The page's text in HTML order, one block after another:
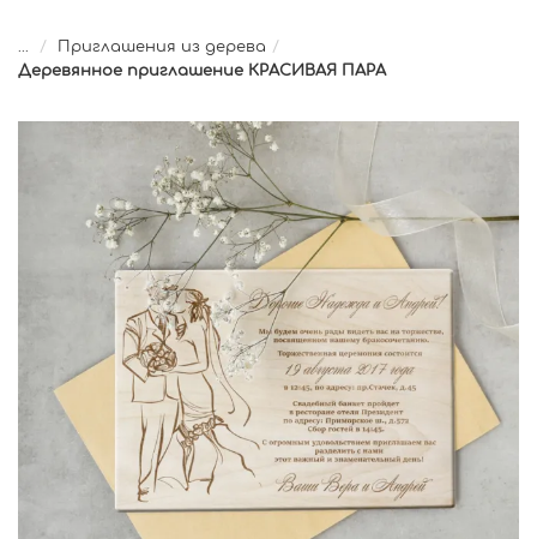
...
Приглашения из дерева
Деревянное приглашение КРАСИВАЯ ПАРА